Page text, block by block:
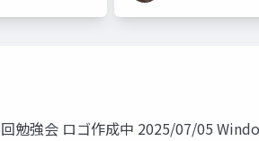
勉強会 ロゴ作成中 2025/07/05